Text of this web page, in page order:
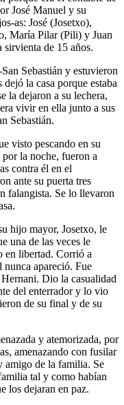
José Manuel y su
as: José (Josetxo),
María Pilar (Pili) y Juan
de 15 años.
Sebastián y estuvieron
la casa porque estaba
la dejaron a su lechera,
vivir en ella junto a sus
Sebastián.
visto pescando en su
la noche, fueron a
contra él en el
ante su puerta tres
falangista. Se lo llevaron
hijo mayor, Josetxo, le
una de las veces le
en libertad. Corrió a
nunca apareció. Fue
Dio la casualidad
del enterrador y lo vio
de su final y de su
y atemorizada, por
amenazando con fusilar
amigo de la familia. Se
tal y como habían
los dejaran en paz.